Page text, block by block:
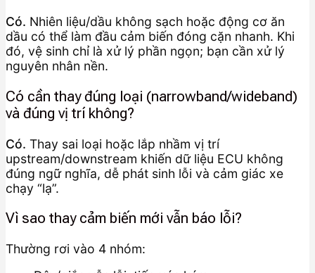
Có. Nhiên liệu/dầu không sạch hoặc động cơ ăn
dầu có thể làm đầu cảm biến đóng cặn nhanh. Khi
đó, vệ sinh chỉ là xử lý phần ngọn; bạn cần xử lý
nguyên nhân nền.
Có cần thay đúng loại (narrowband/wideband)
và đúng vị trí không?
Có. Thay sai loại hoặc lắp nhầm vị trí
upstream/downstream khiến dữ liệu ECU không
đúng ngữ nghĩa, dễ phát sinh lỗi và cảm giác xe
chạy “lạ”.
Vì sao thay cảm biến mới vẫn báo lỗi?
Thường rơi vào 4 nhóm: